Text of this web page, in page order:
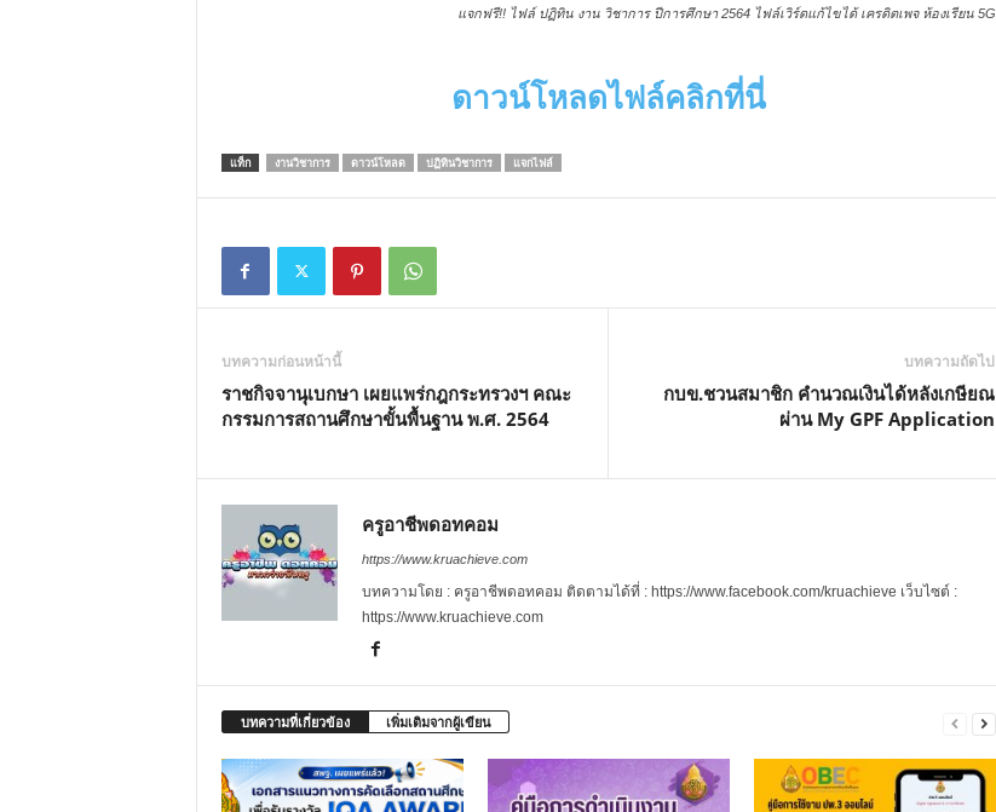
แจกฟรี!! ไฟล์ ปฏิทิน งาน วิชาการ ปีการศึกษา 2564 ไฟล์เวิร์ดแก้ไขได้ เครดิตเพจ ห้องเรียน 5G
ดาวน์โหลดไฟล์คลิกที่นี่
แท็ก งานวิชาการ ดาวน์โหลด ปฏิทินวิชาการ แจกไฟล์
บทความก่อนหน้านี้
ราชกิจจานุเบกษา เผยแพร่กฎกระทรวงฯ คณะ
กรรมการสถานศึกษาขั้นพื้นฐาน พ.ศ. 2564
บทความถัดไป
กบข.ชวนสมาชิก คำนวณเงินได้หลังเกษียณ
ผ่าน My GPF Application
ครูอาชีพดอทคอม
https://www.kruachieve.com
บทความโดย : ครูอาชีพดอทคอม ติดตามได้ที่ : https://www.facebook.com/kruachieve เว็บไซต์ :
https://www.kruachieve.com
บทความที่เกี่ยวข้อง เพิ่มเติมจากผู้เขียน